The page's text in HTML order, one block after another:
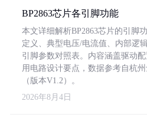
BP2863芯片各引脚功能
本文详细解析BP2863芯片的引脚
定义、典型电压/电流值、内部逻
引脚参数对照表。内容涵盖驱动
用电路设计要点，数据参考自杭
（版本V1.2）。
2026年8月4日